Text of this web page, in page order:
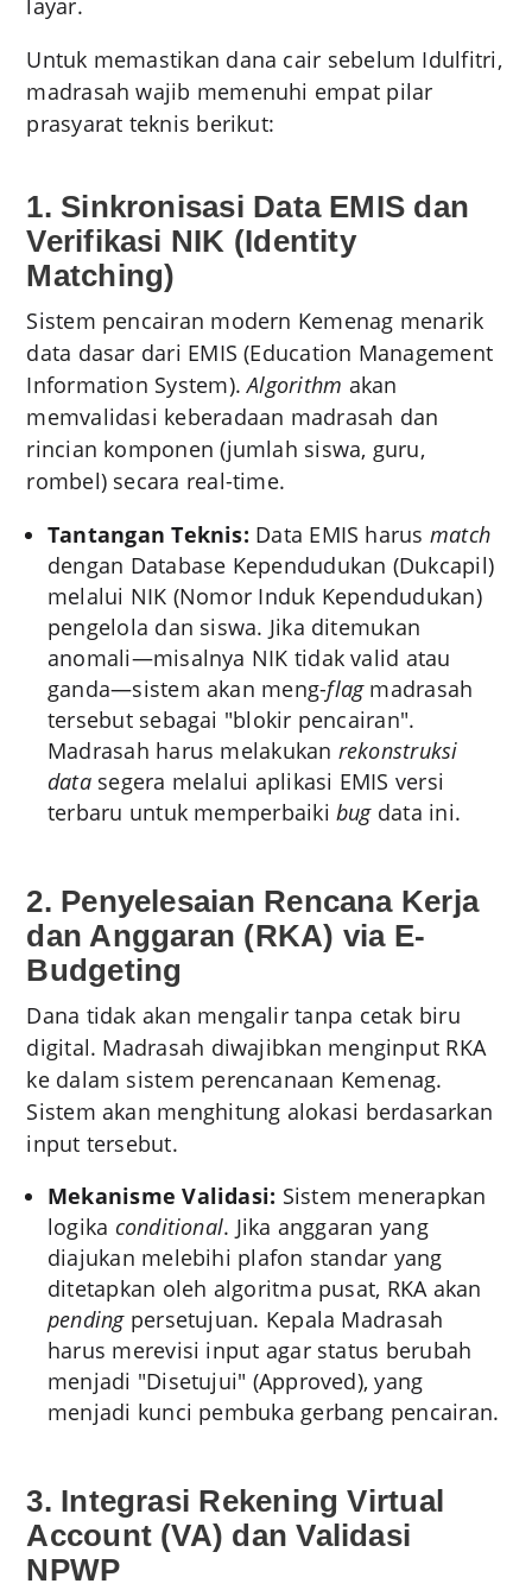
layar.
Untuk memastikan dana cair sebelum Idulfitri,
madrasah wajib memenuhi empat pilar
prasyarat teknis berikut:
1. Sinkronisasi Data EMIS dan
Verifikasi NIK (Identity
Matching)
Sistem pencairan modern Kemenag menarik
data dasar dari EMIS (Education Management
Information System).Algorithm akan
memvalidasi keberadaan madrasah dan
rincian komponen (jumlah siswa, guru,
rombel) secara real-time.
Tantangan Teknis: Data EMIS harus match
dengan Database Kependudukan (Dukcapil)
melalui NIK (Nomor Induk Kependudukan)
pengelola dan siswa. Jika ditemukan
anomali—misalnya NIK tidak valid atau
ganda—sistem akan meng-flagmadrasah
tersebut sebagai "blokir pencairan".
Madrasah harus melakukan rekonstruksi
datasegera melalui aplikasi EMIS versi
terbaru untuk memperbaiki bugdata ini.
2. Penyelesaian Rencana Kerja
dan Anggaran (RKA) via E-
Budgeting
Dana tidak akan mengalir tanpa cetak biru
digital. Madrasah diwajibkan menginput RKA
ke dalam sistem perencanaan Kemenag.
Sistem akan menghitung alokasi berdasarkan
input tersebut.
Mekanisme Validasi: Sistem menerapkan
logika conditional. Jika anggaran yang
diajukan melebihi plafon standar yang
ditetapkan oleh algoritma pusat, RKA akan
pendingpersetujuan. Kepala Madrasah
harus merevisi input agar status berubah
menjadi "Disetujui" (Approved), yang
menjadi kunci pembuka gerbang pencairan.
3. Integrasi Rekening Virtual
Account (VA) dan Validasi
NPWP